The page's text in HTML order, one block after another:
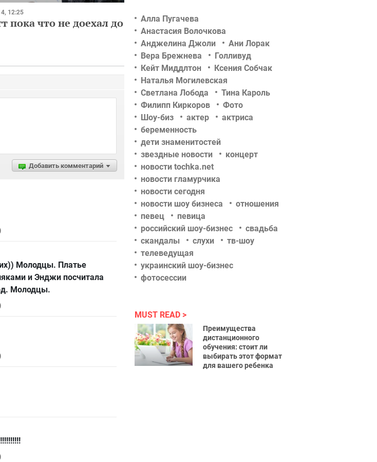
12:25
пока что не доехал до
Добавить комментарий
Молодцы. Платье
и Энджи посчитала
Молодцы.
Алла Пугачева
Анастасия Волочкова
Анджелина Джоли
Ани Лорак
Вера Брежнева
Голливуд
Кейт Миддлтон
Ксения Собчак
Наталья Могилевская
Светлана Лобода
Тина Кароль
Филипп Киркоров
Фото
Шоу-биз
актер
актриса
беременность
дети знаменитостей
звездные новости
концерт
новости tochka.net
новости гламурчика
новости сегодня
новости шоу бизнеса
отношения
певец
певица
российский шоу-бизнес
свадьба
скандалы
слухи
тв-шоу
телеведущая
украинский шоу-бизнес
фотосессии
MUST READ
Преимущества
дистанционного
обучения: стоит ли
выбирать этот формат
для вашего ребенка